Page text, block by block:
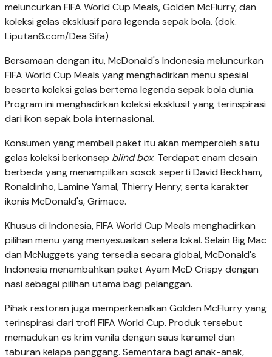
meluncurkan FIFA World Cup Meals, Golden McFlurry, dan
koleksi gelas eksklusif para legenda sepak bola. (dok.
Liputan6.com/Dea Sifa)
Bersamaan dengan itu, McDonald's Indonesia meluncurkan
FIFA World Cup Meals yang menghadirkan menu spesial
beserta koleksi gelas bertema legenda sepak bola dunia.
Program ini menghadirkan koleksi eksklusif yang terinspirasi
dari ikon sepak bola internasional.
Konsumen yang membeli paket itu akan memperoleh satu
gelas koleksi berkonsep blind box. Terdapat enam desain
berbeda yang menampilkan sosok seperti David Beckham,
Ronaldinho, Lamine Yamal, Thierry Henry, serta karakter
ikonis McDonald's, Grimace.
Khusus di Indonesia, FIFA World Cup Meals menghadirkan
pilihan menu yang menyesuaikan selera lokal. Selain Big Mac
dan McNuggets yang tersedia secara global, McDonald's
Indonesia menambahkan paket Ayam McD Crispy dengan
nasi sebagai pilihan utama bagi pelanggan.
Pihak restoran juga memperkenalkan Golden McFlurry yang
terinspirasi dari trofi FIFA World Cup. Produk tersebut
memadukan es krim vanila dengan saus karamel dan
taburan kelapa panggang. Sementara bagi anak-anak,